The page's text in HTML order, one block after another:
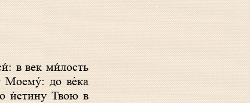
Моему́: до ве́ка
и́стину Твою в